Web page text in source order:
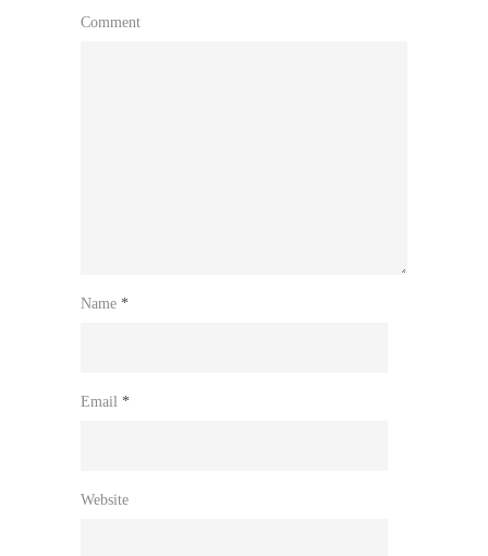
Comment
Name *
Email *
Website